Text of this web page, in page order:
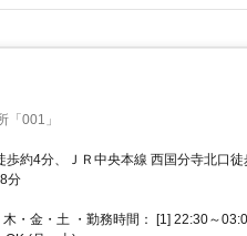
001」
歩約4分、ＪＲ中央本線 西国分寺北口徒
分
・金・土 ・勤務時間： [1] 22:30～